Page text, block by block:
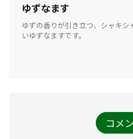
ゆずなます
ゆずの香りが引き立つ、シャキ
いゆずなますです。
コメ